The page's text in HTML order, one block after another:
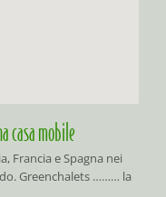
casa mobile
Francia e Spagna nei
Greenchalets ……… la